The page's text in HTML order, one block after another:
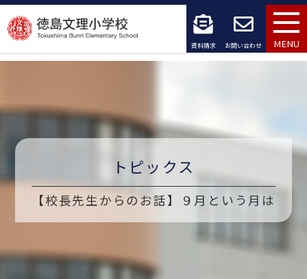
コ
ン
テ
ツ
ス
プ
資料請求 お問い合わせ MENU
トピックス
【校長先生からのお話】９月という月は